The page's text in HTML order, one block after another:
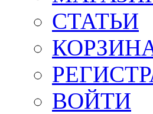
СТАТЬИ
ВОЙТИ